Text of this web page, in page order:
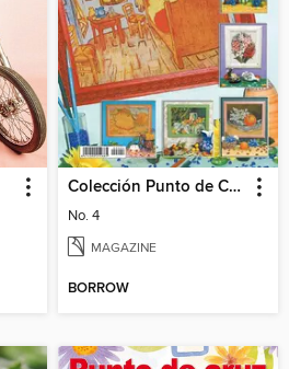
Colección Punto de Cruz
No. 4
MAGAZINE
BORROW